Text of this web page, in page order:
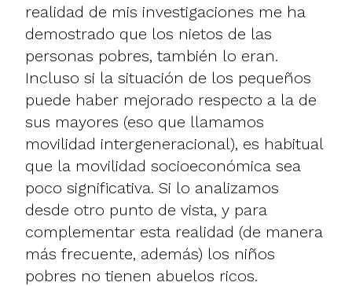
realidad de mis investigaciones me ha
demostrado que los nietos de las
personas pobres, también lo eran.
Incluso si la situación de los pequeños
puede haber mejorado respecto a la de
sus mayores (eso que llamamos
movilidad intergeneracional), es habitual
que la movilidad socioeconómica sea
poco significativa. Si lo analizamos
desde otro punto de vista, y para
complementar esta realidad (de manera
más frecuente, además) los niños
pobres no tienen abuelos ricos.